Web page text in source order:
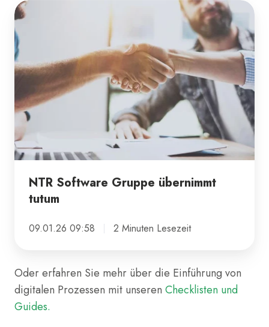
NTR
Software
Gruppe
übernimmt
tutum
NTR Software Gruppe übernimmt
tutum
09.01.26 09:58 2 Minuten Lesezeit
Oder erfahren Sie mehr über die Einführung von
digitalen Prozessen mit unseren Checklisten und
Guides.